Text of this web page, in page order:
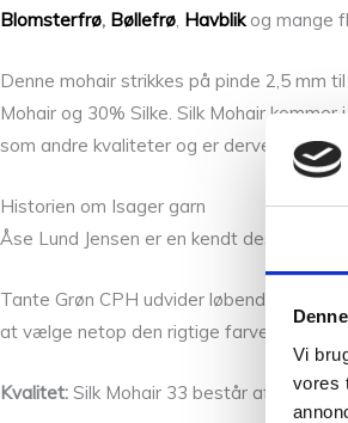
Vi
vores
Blomsterfrø, Bøllefrø, Havblikog mange
Denne mohair strikkes på pinde 2,5 mm
Mohair og 30% Silke. Silk Mohair
som andre kvaliteter og er derved mere
Historien om Isager garn
Åse Lund Jensen er en kendt designer
Tante Grøn CPH udvider løbende garn
at vælge netop den rigtige farve, så tag
Kvalitet: Silk Mohair 33 består af 75%